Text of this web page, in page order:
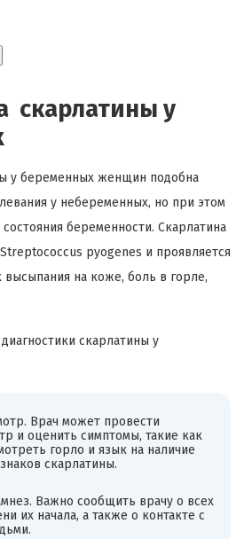
скарлатины у
у беременных женщин подобна
у небеременных, но при этом
беременности. Скарлатина
pyogenes и проявляется
высыпания на коже, боль в горле,
скарлатины у
Врач может провести
и оценить симптомы, такие как
горло и язык на наличие
скарлатины.
Важно сообщить врачу о всех
их начала, а также о контакте с